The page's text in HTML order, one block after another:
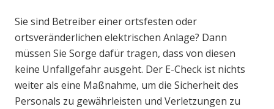
Sie sind Betreiber einer ortsfesten oder
ortsveränderlichen elektrischen Anlage? Dann
müssen Sie Sorge dafür tragen, dass von diesen
keine Unfallgefahr ausgeht. Der E-Check ist nichts
weiter als eine Maßnahme, um die Sicherheit des
Personals zu gewährleisten und Verletzungen zu